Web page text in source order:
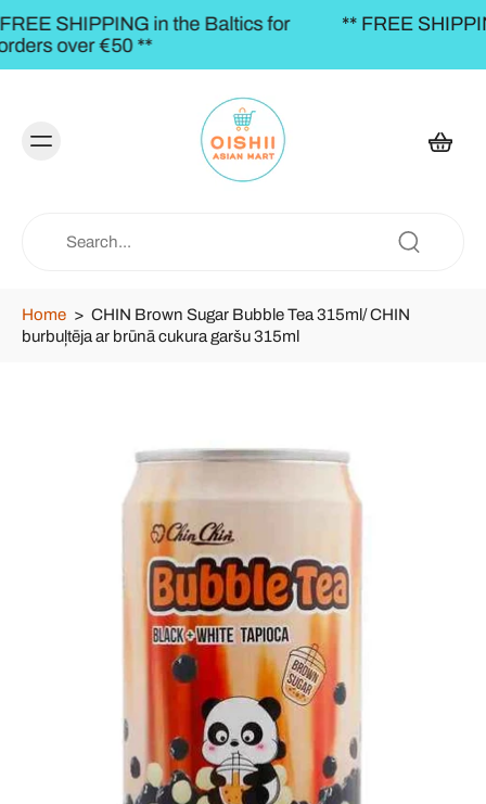
for
** FREE SHIPPING to the BALTICS for
Home > CHIN Brown Sugar Bubble Tea 315ml/ CHIN
burbuļtēja ar brūnā cukura garšu 315ml